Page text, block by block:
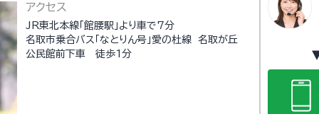
アクセス
JR東北本線「館腰駅」より車で7分
名取市乗合バス「なとりん号」愛の杜線 名取が丘
公民館前下車 徒歩1分